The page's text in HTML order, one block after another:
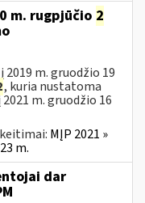
m. rugpjūčio 2
m. gruodžio 19
, kuria nustatoma
m. gruodžio 16
MĮP 2021 »
m.
dar